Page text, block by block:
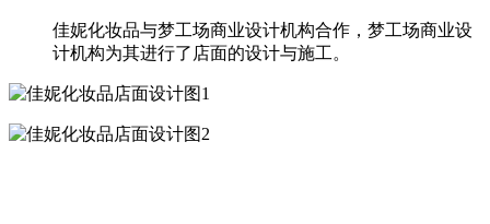
佳妮化妆品与梦工场商业设计机构合作，梦工场商业设
计机构为其进行了店面的设计与施工。